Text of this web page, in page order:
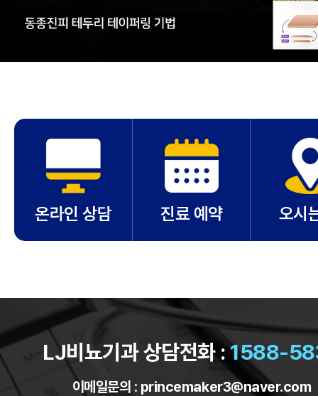
온라인 상담 진료 예약 오시
LJ비뇨기과 상담전화 :1588-
이메일문의 : princemaker3@naver.com